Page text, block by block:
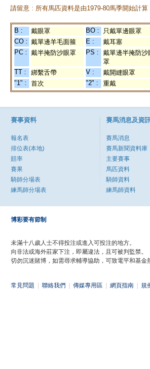
請留意 : 所有馬匹資料是由1979-80馬季開始計算
B : 戴眼罩 BO : 只戴單邊眼罩
CO : 戴單邊羊毛面箍 E : 戴耳塞
PC : 戴半掩防沙眼罩 PS :
戴單邊半掩防沙
罩
TT : 綁繫舌帶 V : 戴開縫眼罩
"1" :
首次 "2" : 重戴
賽事資料
報名表
排位表(本地)
賠率
賽果
騎師分場表
練馬師分場表
賽馬消息及資
賽馬消息
賽馬新聞資料庫
主要賽事
馬匹資料
騎師資料
練馬師資料
博彩要有節制
未滿十八歲人士不得投注或進入可投注的地方。
向非法或海外莊家下注，即屬違法，且可被判監禁。
切勿沉迷賭博，如需尋求輔導協助，可致電平和基金
常見問題 聯絡我們 傳媒專用區 網頁指南 規